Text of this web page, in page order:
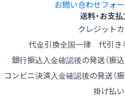
お問い合わせフォ
送料・お支
クレジット
代金引換全国一律 代引き
銀行振込入金確認後の発送（振
コンビニ決済入金確認後の発送（
掛け払い